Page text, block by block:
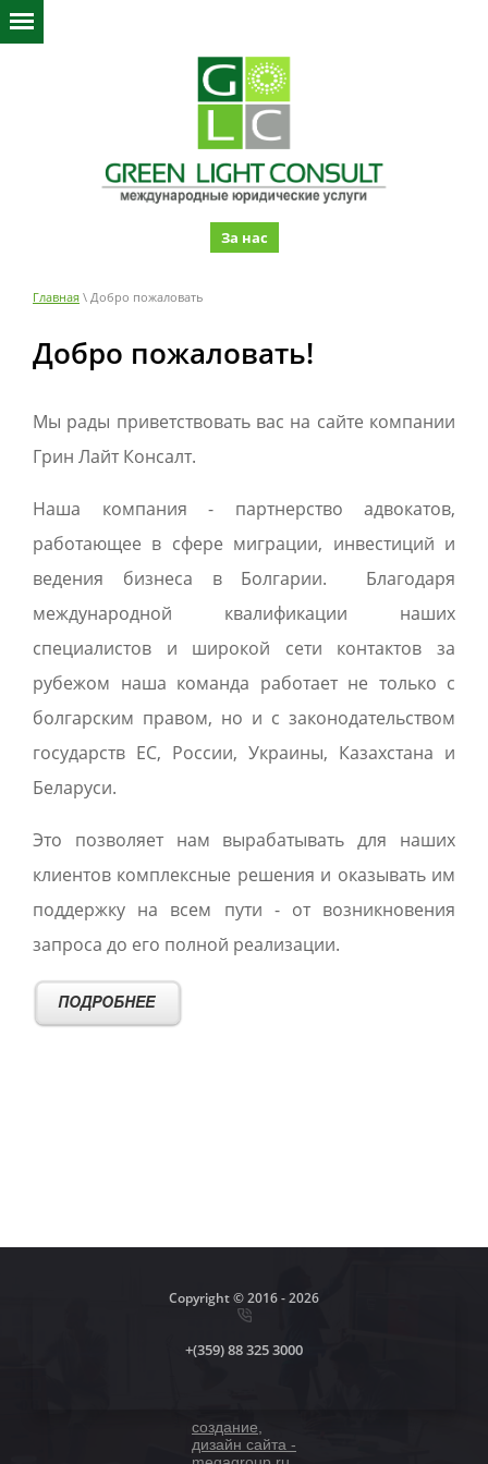
За нас
Главная \ Добро пожаловать
Добро пожаловать!
Мы рады приветствовать вас на сайте компании
Грин Лайт Консалт.
Наша компания - партнерство адвокатов,
работающее в сфере миграции, инвестиций и
ведения бизнеса в Болгарии. Благодаря
международной квалификации наших
специалистов и широкой сети контактов за
рубежом наша команда работает не только с
болгарским правом, но и с законодательством
государств ЕС, России, Украины, Казахстана и
Беларуси.
Это позволяет нам вырабатывать для наших
клиентов комплексные решения и оказывать им
поддержку на всем пути - от возникновения
запроса до его полной реализации.
Copyright © 2016 - 2026
+(359) 88 325 3000
создание,
дизайн сайта -